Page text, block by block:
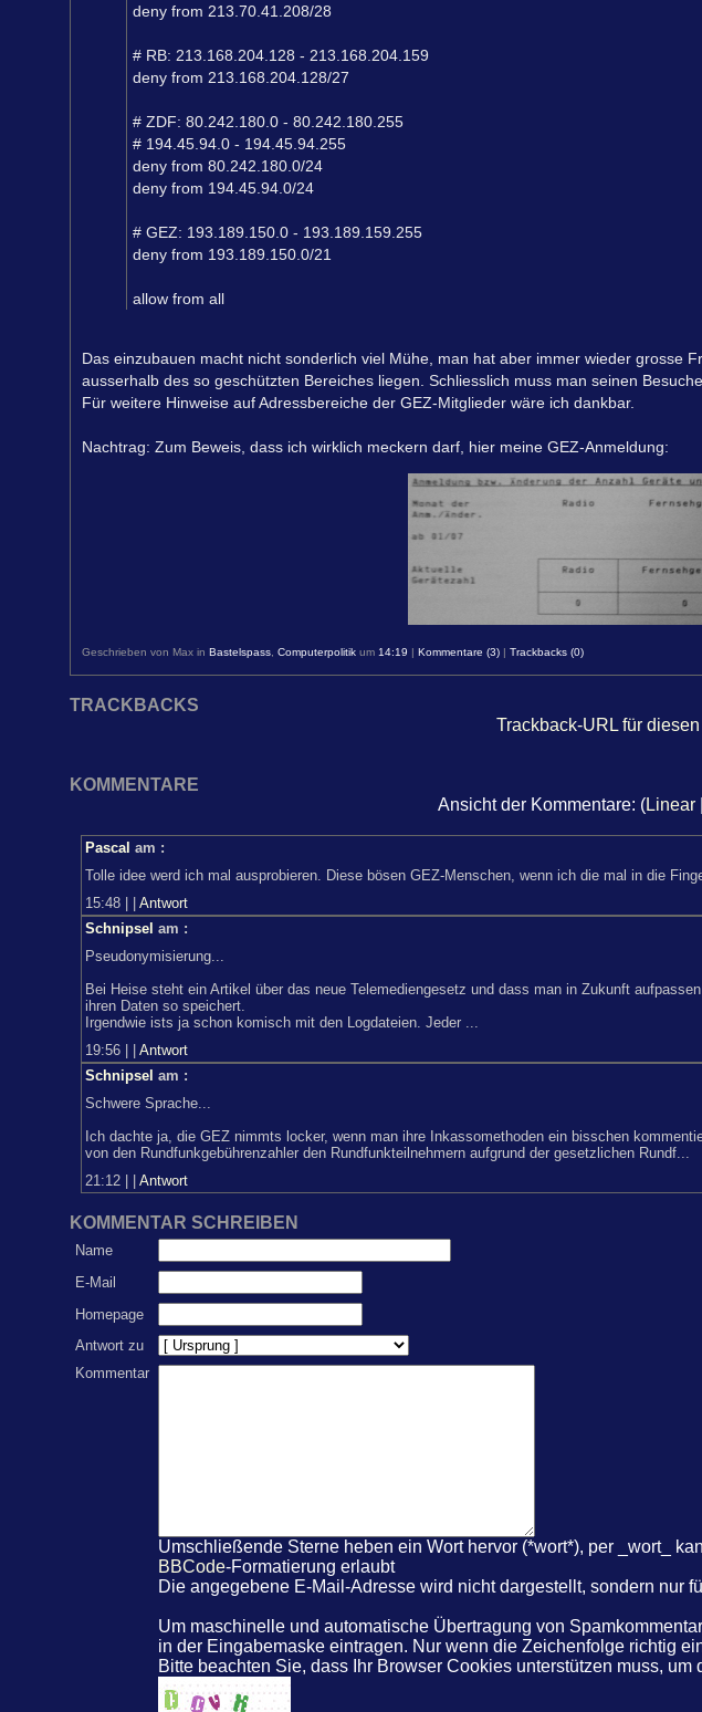
deny from 213.70.41.208/28
# RB: 213.168.204.128 - 213.168.204.159
deny from 213.168.204.128/27
# ZDF: 80.242.180.0 - 80.242.180.255
# 194.45.94.0 - 194.45.94.255
deny from 80.242.180.0/24
deny from 194.45.94.0/24
# GEZ: 193.189.150.0 - 193.189.159.255
deny from 193.189.150.0/21
allow from all
Das einzubauen macht nicht sonderlich viel Mühe, man hat aber immer wieder grosse
ausserhalb des so geschützten Bereiches liegen. Schliesslich muss man seinen
Für weitere Hinweise auf Adressbereiche der GEZ-Mitglieder wäre ich dankbar.
Nachtrag: Zum Beweis, dass ich wirklich meckern darf, hier meine GEZ-Anmeldung:
Geschrieben von Max in Bastelspass Computerpolitik um 14:19 | Kommentare (3) | Trackbacks (0)
TRACKBACKS
Trackback-URL für
KOMMENTARE
Ansicht der Kommentare: (Linear
Pascal am :
Tolle idee werd ich mal ausprobieren. Diese bösen GEZ-Menschen, wenn ich die mal in die
15:48 | | Antwort
Schnipsel am :
Pseudonymisierung...
Bei Heise steht ein Artikel über das neue Telemediengesetz und dass man in Zukunft
ihren Daten so speichert.
Irgendwie ists ja schon komisch mit den Logdateien. Jeder ...
19:56 | | Antwort
Schnipsel am :
Schwere Sprache...
Ich dachte ja, die GEZ nimmts locker, wenn man ihre Inkassomethoden ein bisschen
von den Rundfunkgebührenzahler den Rundfunkteilnehmern aufgrund der gesetzlichen Rundf...
21:12 | | Antwort
KOMMENTAR SCHREIBEN
Name
E-Mail
Homepage
Antwort zu
Kommentar
Umschließende Sterne heben ein Wort hervor (*wort*), per _wort_
BBCode-Formatierung erlaubt
Die angegebene E-Mail-Adresse wird nicht dargestellt, sondern nur
Um maschinelle und automatische Übertragung von
in der Eingabemaske eintragen. Nur wenn die Zeichenfolge richtig
Bitte beachten Sie, dass Ihr Browser Cookies unterstützen muss, um